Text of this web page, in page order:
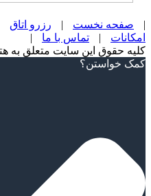
| صفحه نخست | رزرو اتاق
امکانات
| تماس با ما
|
کلیه حقوق این سایت متعلق به
Scroll
کمک خواستن؟